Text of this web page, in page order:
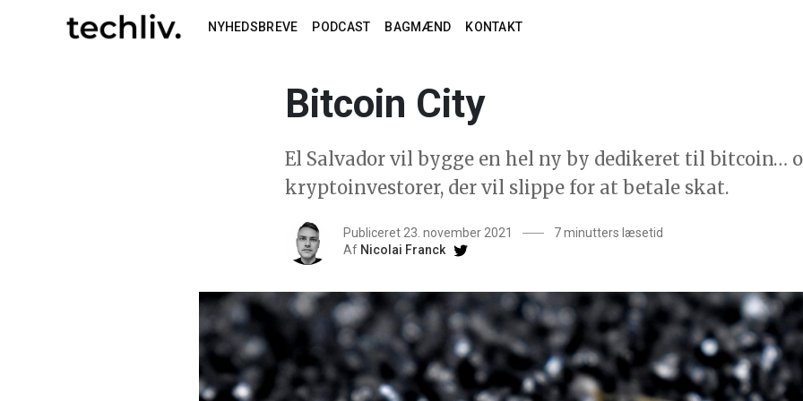
NYHEDSBREVE PODCAST BAGMÆND KONTAKT
Bitcoin City
El Salvador vil bygge en hel ny by dedikeret til bitcoin…
kryptoinvestorer, der vil slippe for at betale skat.
Publiceret 23. november 2021
7 minutters læsetid
Af Nicolai Franck